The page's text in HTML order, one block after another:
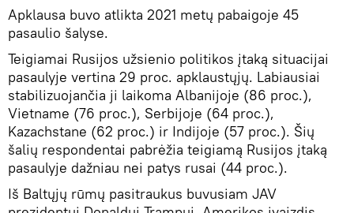
Apklausa buvo atlikta 2021 metų pabaigoje 45
pasaulio šalyse.
Teigiamai Rusijos užsienio politikos įtaką situacijai
pasaulyje vertina 29 proc. apklaustųjų. Labiausiai
stabilizuojančia ji laikoma Albanijoje (86 proc.),
Vietname (76 proc.), Serbijoje (64 proc.),
Kazachstane (62 proc.) ir Indijoje (57 proc.). Šių
šalių respondentai pabrėžia teigiamą Rusijos įtaką
pasaulyje dažniau nei patys rusai (44 proc.).
Iš Baltųjų rūmų pasitraukus buvusiam JAV